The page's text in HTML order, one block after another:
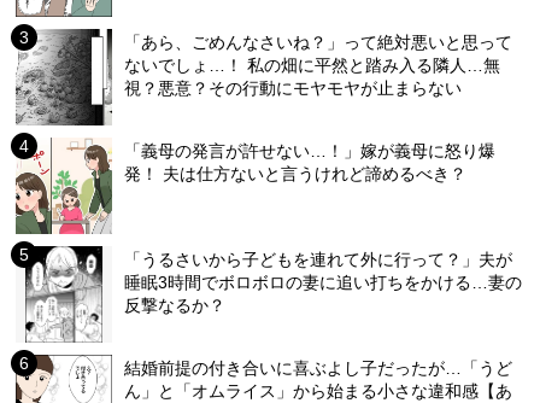
「あら、ごめんなさいね？」って絶対悪いと思って
ないでしょ…！ 私の畑に平然と踏み入る隣人…無
視？悪意？その行動にモヤモヤが止まらない
「義母の発言が許せない…！」嫁が義母に怒り爆
発！ 夫は仕方ないと言うけれど諦めるべき？
「うるさいから子どもを連れて外に行って？」夫が
睡眠3時間でボロボロの妻に追い打ちをかける…妻の
反撃なるか？
結婚前提の付き合いに喜ぶよし子だったが…「うど
ん」と「オムライス」から始まる小さな違和感【あ